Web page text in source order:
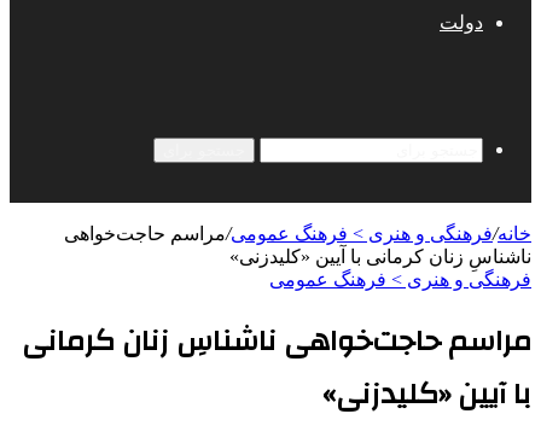
دولت
خانه/فرهنگی و هنری > فرهنگ عمومی/مراسم حاجت‌خواهی‌
ناشناسِ زنان کرمانی با آیین «کلیدزنی»
فرهنگی و هنری > فرهنگ عمومی
مراسم حاجت‌خواهی‌ ناشناسِ زنان کرمانی
با آیین «کلیدزنی»